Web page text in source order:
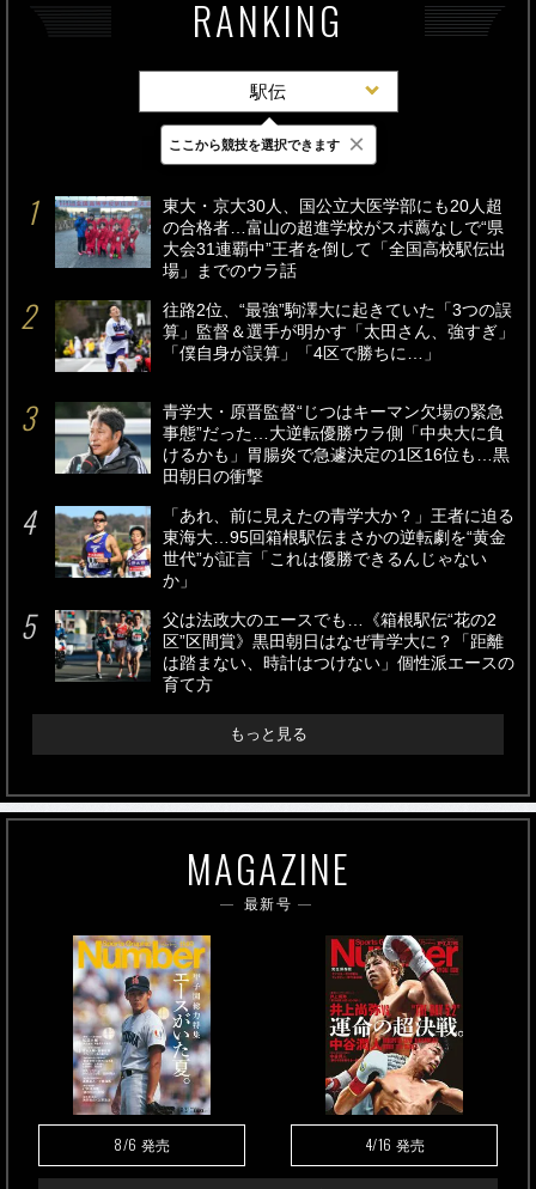
RANKING
駅伝
最新 24時間 週間
東大・京大30人、国公立大医学部にも20人超
の合格者…富山の超進学校がスポ薦なしで“県
大会31連覇中”王者を倒して「全国高校駅伝出
場」までのウラ話
往路2位、“最強”駒澤大に起きていた「3つの誤
算」監督＆選手が明かす「太田さん、強すぎ」
「僕自身が誤算」「4区で勝ちに…」
青学大・原晋監督“じつはキーマン欠場の緊急
事態”だった…大逆転優勝ウラ側「中央大に負
けるかも」胃腸炎で急遽決定の1区16位も…黒
田朝日の衝撃
「あれ、前に見えたの青学大か？」王者に迫る
東海大…95回箱根駅伝まさかの逆転劇を“黄金
世代”が証言「これは優勝できるんじゃない
か」
父は法政大のエースでも…《箱根駅伝“花の2
区”区間賞》黒田朝日はなぜ青学大に？「距離
は踏まない、時計はつけない」個性派エースの
育て方
もっと見る
MAGAZINE
最新号
8/6 発売 4/16 発売
ここから競技を選択できます ×